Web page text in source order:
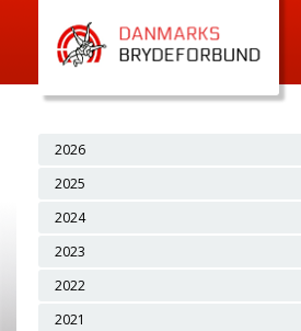
2026
2025
2024
2023
2022
2021